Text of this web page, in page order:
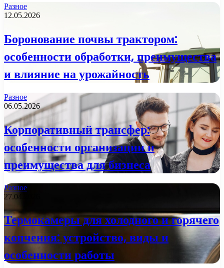
Разное
12.05.2026
Боронование почвы трактором:
особенности обработки, преимущества
и влияние на урожайность
Разное
06.05.2026
Корпоративный трансфер:
особенности организации и
преимущества для бизнеса
Разное
27.04.2026
Термокамеры для холодного и горячего
копчения: устройство, виды и
особенности работы